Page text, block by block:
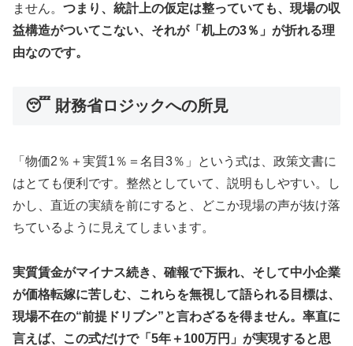
ません。 つまり、統計上の仮定は整っていても、現場の収
益構造がついてこない、それが「机上の3％」が折れる理
由なのです。
😴 財務省ロジックへの所見
「物価2％＋実質1％＝名目3％」という式は、政策文書に
はとても便利です。整然としていて、説明もしやすい。し
かし、直近の実績を前にすると、どこか現場の声が抜け落
ちているように見えてしまいます。
実質賃金がマイナス続き、確報で下振れ、そして中小企業
が価格転嫁に苦しむ、これらを無視して語られる目標は、
現場不在の“前提ドリブン”と言わざるを得ません。率直に
言えば、この式だけで「5年＋100万円」が実現すると思